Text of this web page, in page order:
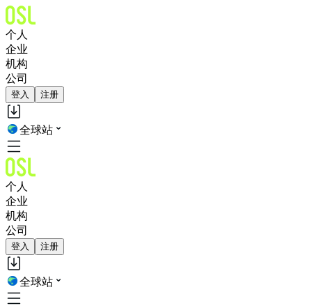
个人
企业
机构
公司
登入 注册
全球站
个人
企业
机构
公司
登入 注册
全球站